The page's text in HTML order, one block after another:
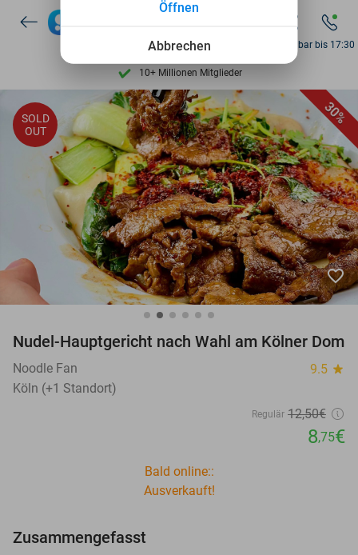
10+ Millionen Mitglieder
basierend auf
Entdecke 15.000+ Deals
7 Tage die Woche verfügbar
10+ Millionen Mitglieder
Erreichbar bis 17:30
30%
SOLD
OUT
favorite_border
Nudel-Hauptgericht nach Wahl am Kölner Dom
Noodle Fan 9.5 star
Köln (+1 Standort)
Regulär 12,50€
8,75€
Bald online::
Ausverkauft!
Zusammengefasst
Abbrechen
Öffnen